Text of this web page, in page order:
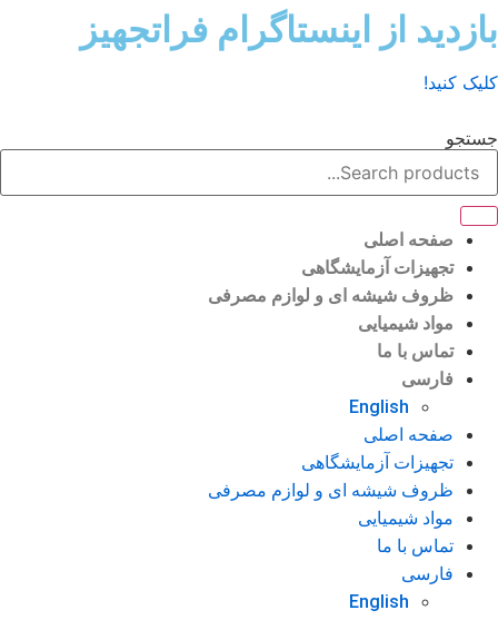
از اینستاگرام فراتجهیز
کنید!
صفحه اصلی
تجهیزات آزمایشگاهی
ظروف شیشه ای و لوازم مصرفی
مواد شیمیایی
تماس با ما
فارسی
English
صفحه اصلی
تجهیزات آزمایشگاهی
ظروف شیشه ای و لوازم مصرفی
مواد شیمیایی
تماس با ما
فارسی
English